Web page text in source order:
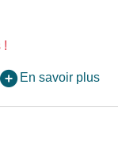
!
En savoir plus